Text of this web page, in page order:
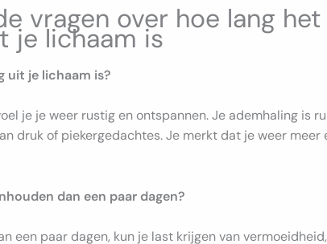
vragen over hoe lang
je lichaam is
uit je lichaam is?
je je weer rustig en ontspannen. Je ademhaling is
druk of piekergedachtes. Je merkt dat je weer meer
dan een paar dagen?
een paar dagen, kun je last krijgen van